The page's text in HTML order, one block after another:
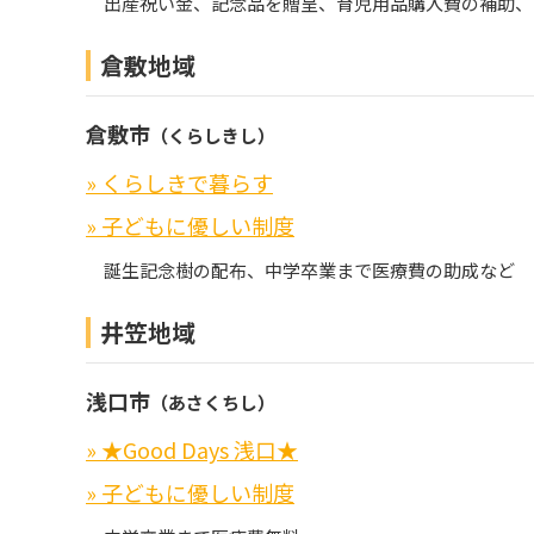
倉敷地域
倉敷市 （くらしきし）
» くらしきで暮らす
» 子どもに優しい制度
誕生記念樹の配布、中学卒業まで医療費の助成など
井笠地域
浅口市 （あさくちし）
» ★Good Days 浅口★
» 子どもに優しい制度